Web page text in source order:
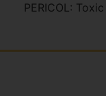
PERICOL: